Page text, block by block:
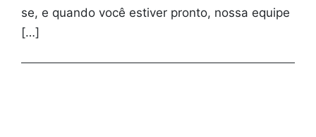
se, e quando você estiver pronto, nossa equipe
[…]